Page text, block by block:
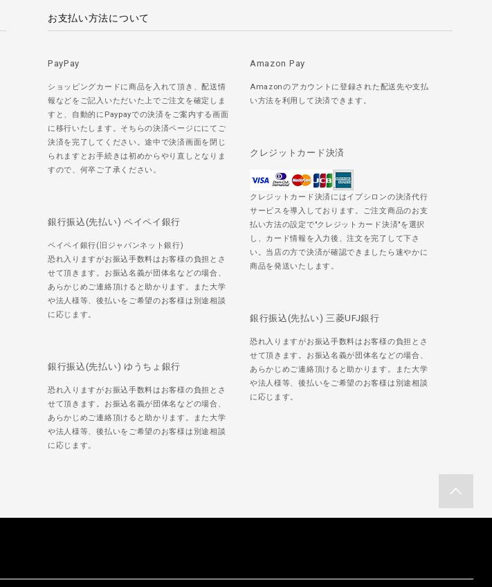
お支払い方法について
PayPay
ショッピングカードに商品を入れて頂き、配送情
報などをご記入いただいた上でご注文を確定しま
すと、自動的にPaypayでの決済をご案内する画面
に移行いたします。そちらの決済ページににてご
決済を完了してください。途中で決済画面を閉じ
られますとお手続きは初めからやり直しとなりま
すので、何卒ご了承ください。
Amazon Pay
Amazonのアカウントに登録された配送先や支払
い方法を利用して決済できます。
クレジットカード決済
クレジットカード決済にはイプシロンの決済代行
サービスを導入しております。ご注文商品のお支
払い方法の設定で"クレジットカード決済"を選択
し、カード情報を入力後、注文を完了して下さ
い。当店の方で決済が確認できましたら速やかに
商品を発送いたします。
銀行振込(先払い) ペイペイ銀行
ペイペイ銀行(旧ジャパンネット銀行)
恐れ入りますがお振込手数料はお客様の負担とさ
せて頂きます。お振込名義が団体名などの場合、
あらかじめご連絡頂けると助かります。また大学
や法人様等、後払いをご希望のお客様は別途相談
に応じます。
銀行振込(先払い) 三菱UFJ銀行
恐れ入りますがお振込手数料はお客様の負担とさ
せて頂きます。お振込名義が団体名などの場合、
あらかじめご連絡頂けると助かります。また大学
や法人様等、後払いをご希望のお客様は別途相談
に応じます。
銀行振込(先払い) ゆうちょ銀行
恐れ入りますがお振込手数料はお客様の負担とさ
せて頂きます。お振込名義が団体名などの場合、
あらかじめご連絡頂けると助かります。また大学
や法人様等、後払いをご希望のお客様は別途相談
に応じます。